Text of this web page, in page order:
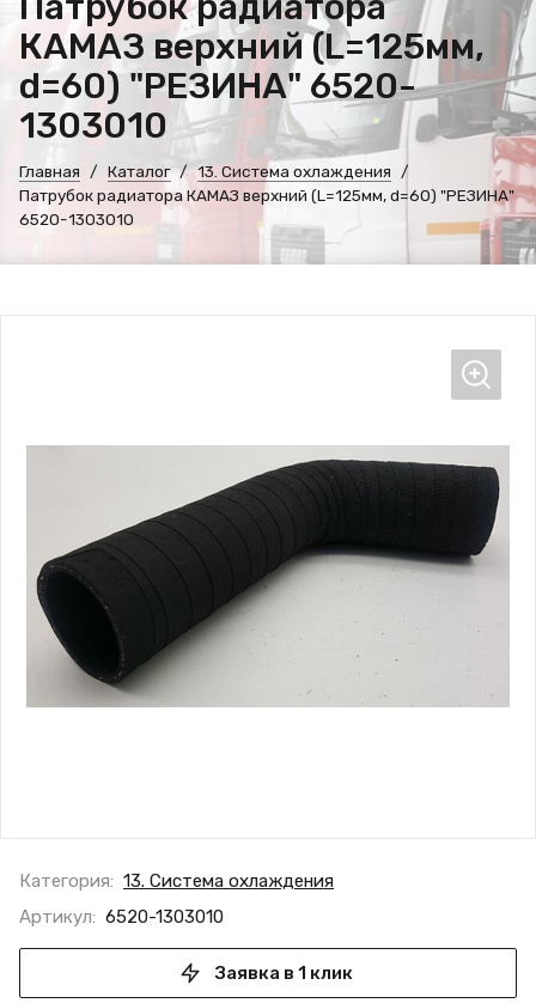
КАМАЗ верхний (L=125мм,
d=60) "РЕЗИНА" 6520-
1303010
Главная Каталог
13. Система охлаждения
Патрубок радиатора КАМАЗ верхний (L=125мм, d=60) "РЕЗИНА"
6520-1303010
Категория: 13. Система охлаждения
Артикул: 6520-1303010
Заявка в 1 клик